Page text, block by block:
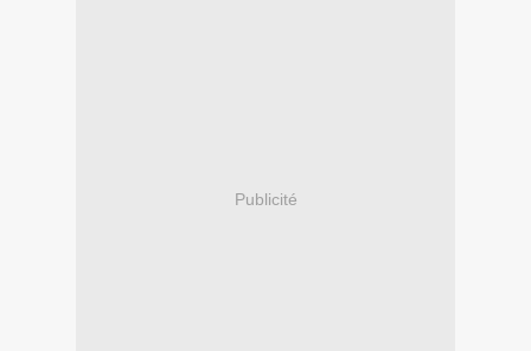
Publicité